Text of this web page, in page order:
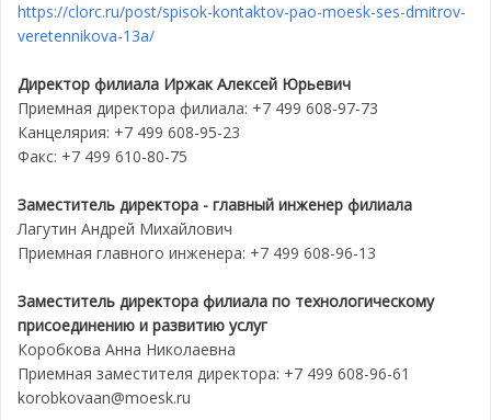
https://clorc.ru/post/spisok-kontaktov-pao-moesk-ses-dmitrov-
veretennikova-13a/
Директор филиала Иржак Алексей Юрьевич
Приемная директора филиала: +7 499 608-97-73
Канцелярия: +7 499 608-95-23
Факс: +7 499 610-80-75
Заместитель директора - главный инженер филиала
Лагутин Андрей Михайлович
Приемная главного инженера: +7 499 608-96-13
Заместитель директора филиала по технологическому
присоединению и развитию услуг
Коробкова Анна Николаевна
Приемная заместителя директора: +7 499 608-96-61
korobkovaan@moesk.ru